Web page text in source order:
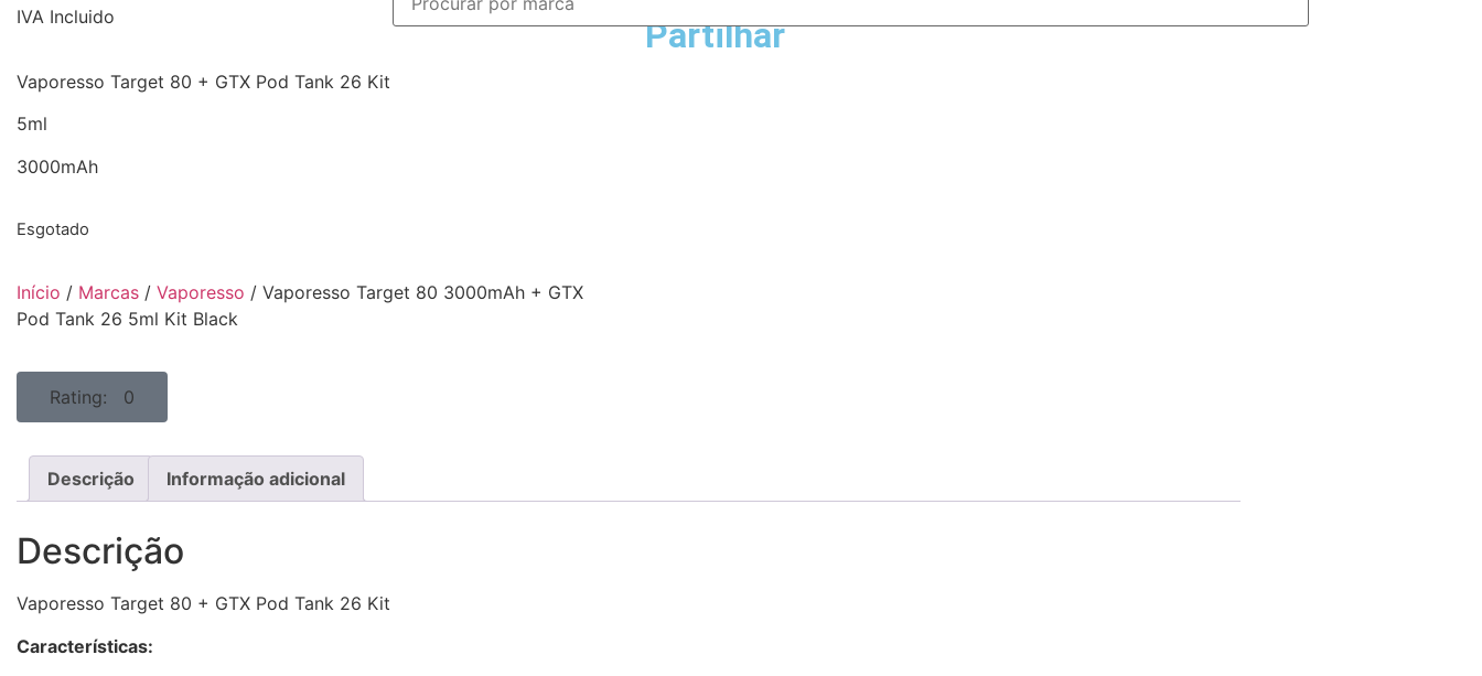
IVA Incluido
Vaporesso Target 80 + GTX Pod Tank 26 Kit
5ml
3000mAh
Esgotado
Início / Marcas / Vaporesso / Vaporesso Target 80 3000mAh + GTX
Pod Tank 26 5ml Kit Black
Rating: 0
Partilhar
Descrição Informação adicional
Descrição
Vaporesso Target 80 + GTX Pod Tank 26 Kit
Características: